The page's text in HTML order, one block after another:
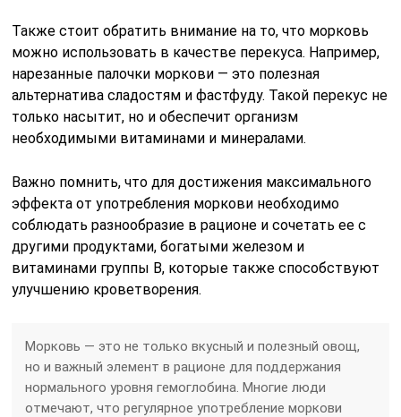
Также стоит обратить внимание на то, что морковь
можно использовать в качестве перекуса. Например,
нарезанные палочки моркови — это полезная
альтернатива сладостям и фастфуду. Такой перекус не
только насытит, но и обеспечит организм
необходимыми витаминами и минералами.
Важно помнить, что для достижения максимального
эффекта от употребления моркови необходимо
соблюдать разнообразие в рационе и сочетать ее с
другими продуктами, богатыми железом и
витаминами группы B, которые также способствуют
улучшению кроветворения.
Морковь — это не только вкусный и полезный овощ,
но и важный элемент в рационе для поддержания
нормального уровня гемоглобина. Многие люди
отмечают, что регулярное употребление моркови